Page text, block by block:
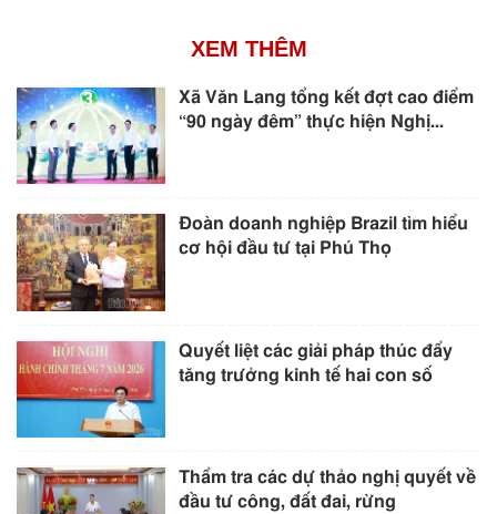
XEM THÊM
Xã Văn Lang tổng kết đợt cao điểm
“90 ngày đêm” thực hiện Nghị...
Đoàn doanh nghiệp Brazil tìm hiểu
cơ hội đầu tư tại Phú Thọ
Quyết liệt các giải pháp thúc đẩy
tăng trưởng kinh tế hai con số
Thẩm tra các dự thảo nghị quyết về
đầu tư công, đất đai, rừng